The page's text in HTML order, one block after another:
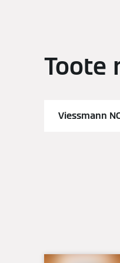
Toote
Viessmann